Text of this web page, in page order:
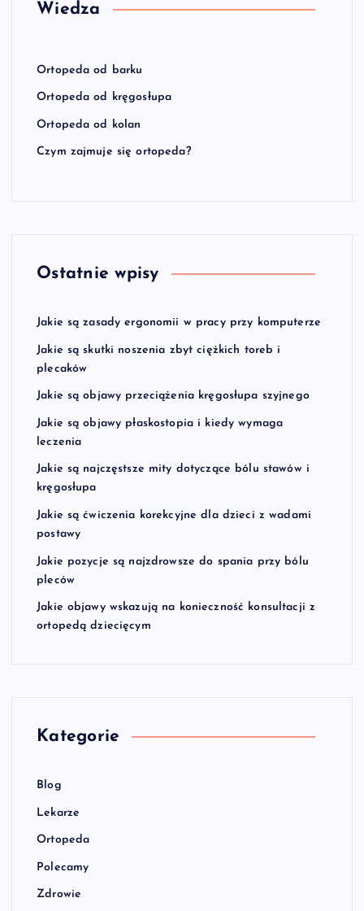
Wiedza
Ortopeda od barku
Ortopeda od kręgosłupa
Ortopeda od kolan
Czym zajmuje się ortopeda?
Ostatnie wpisy
Jakie są zasady ergonomii w pracy przy komputerze
Jakie są skutki noszenia zbyt ciężkich toreb i
plecaków
Jakie są objawy przeciążenia kręgosłupa szyjnego
Jakie są objawy płaskostopia i kiedy wymaga
leczenia
Jakie są najczęstsze mity dotyczące bólu stawów i
kręgosłupa
Jakie są ćwiczenia korekcyjne dla dzieci z wadami
postawy
Jakie pozycje są najzdrowsze do spania przy bólu
pleców
Jakie objawy wskazują na konieczność konsultacji z
ortopedą dziecięcym
Kategorie
Blog
Lekarze
Ortopeda
Polecamy
Zdrowie